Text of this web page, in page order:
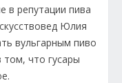
в репутации пива
Юлия
вульгарным пиво
том, что гусары